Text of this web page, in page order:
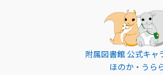
附属図書館 公式キャ
ほのか・うら